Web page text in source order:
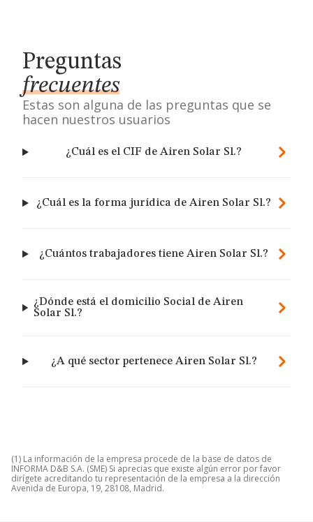
Preguntas
frecuentes
Estas son alguna de las preguntas que se
hacen nuestros usuarios
¿Cuál es el CIF de Airen Solar Sl.?
¿Cuál es la forma jurídica de Airen Solar Sl.?
¿Cuántos trabajadores tiene Airen Solar Sl.?
¿Dónde está el domicilio Social de Airen
Solar Sl.?
¿A qué sector pertenece Airen Solar Sl.?
(1) La información de la empresa procede de la base de datos de
INFORMA D&B S.A. (SME) Si aprecias que existe algún error por favor
dirígete acreditando tu representación de la empresa a la dirección
Avenida de Europa, 19, 28108, Madrid.